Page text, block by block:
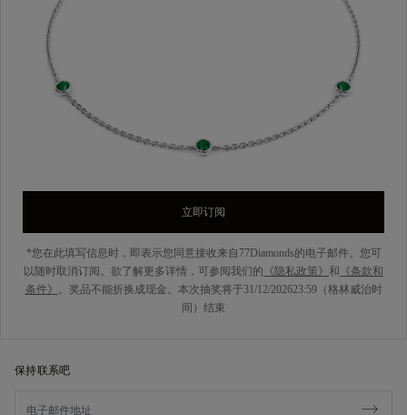
立即订阅
*您在此填写信息时，即表示您同意接收来自77Diamonds的电子邮件。您可
以随时取消订阅。欲了解更多详情，可参阅我们的 《隐私政策》 和 《条款和
条件》 。奖品不能折换成现金。本次抽奖将于31/12/202623:59（格林威治时
间）结束
保持联系吧